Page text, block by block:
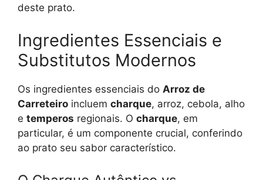
deste prato.
Ingredientes Essenciais e
Substitutos Modernos
Os ingredientes essenciais do Arroz de
Carreteiro incluem charque, arroz, cebola, alho
e temperos regionais. O charque, em
particular, é um componente crucial, conferindo
ao prato seu sabor característico.